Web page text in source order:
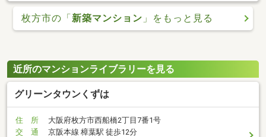
枚方市の「新築マンション 」をもっと見る
近所のマンションライブラリーを見る
グリーンタウンくずは
住 所
大阪府枚方市西船橋2丁目7番1号
交 通
京阪本線 樟葉駅 徒歩12分